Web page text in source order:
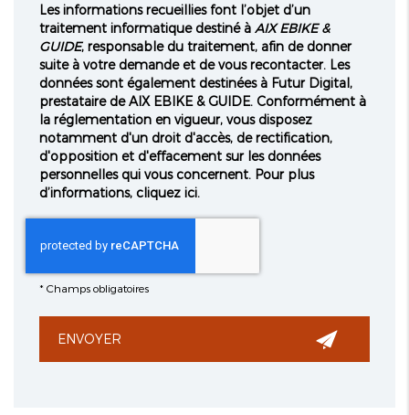
Les informations recueillies font l’objet d’un
traitement informatique destiné àAIX EBIKE &
GUIDE, responsable du traitement, afin de donner
suite à votre demande et de vous recontacter. Les
données sont également destinées à Futur Digital,
prestataire de AIX EBIKE & GUIDE. Conformément à
la réglementation en vigueur, vous disposez
notamment d'un droit d'accès, de rectification,
d'opposition et d'effacement sur les données
personnelles qui vous concernent. Pour plus
d’informations, cliquez ici.
* Champs obligatoires